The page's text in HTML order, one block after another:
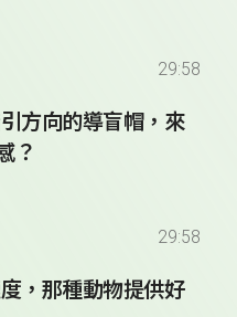
29:58
方向的導盲帽，來
？
29:58
，那種動物提供好